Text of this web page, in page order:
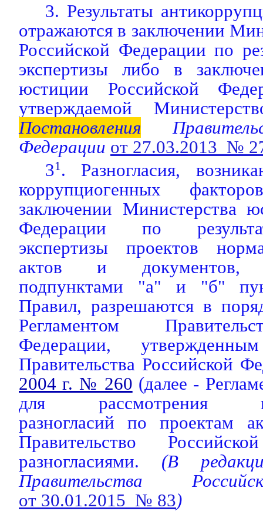
3. Результаты
отражаются в заключении
Российской Федерации по
экспертизы либо в
юстиции Российской
утверждаемой
Постановления
Федерации от 27.03.2013 №
31 . Разногласия,
коррупциогенных
заключении Министерства
Федерации по
экспертизы проектов
актов и документов,
подпунктами "а" и "б"
Правил, разрешаются в
Регламентом
Федерации,
Правительства Российской
2004 г. № 260 (далее -
для рассмотрения
разногласий по проектам
Правительство
разногласиями. (В
Правительства
от 30.01.2015 № 83)